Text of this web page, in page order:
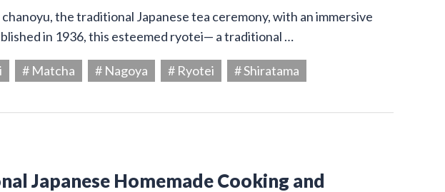
the traditional Japanese tea ceremony, with an immersive
in 1936, this esteemed ryotei— a traditional …
# Matcha # Nagoya # Ryotei # Shiratama
Japanese Homemade Cooking and